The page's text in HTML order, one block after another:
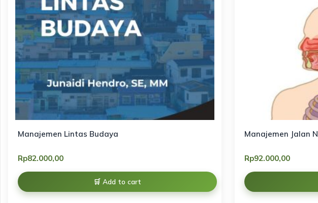
Manajemen Lintas Budaya
Rp82.000,00
Add to cart
Manajemen Jalan
Rp92.000,00